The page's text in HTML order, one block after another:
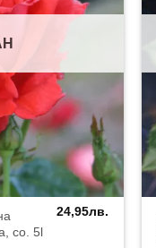
co. 5l
24,95лв.